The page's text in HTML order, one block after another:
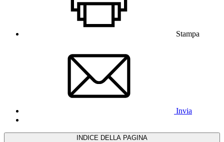
Stampa
Invia
INDICE DELLA PAGINA